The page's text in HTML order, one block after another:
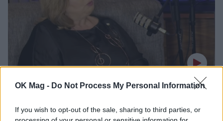
OK Mag - Do Not Process My Personal Information
If you wish to opt-out of the sale, sharing to third parties, or
Λένα Μαντά: Η εξομολόγηση για τη μάχη με
ξύπνησα κλαίγοντας»